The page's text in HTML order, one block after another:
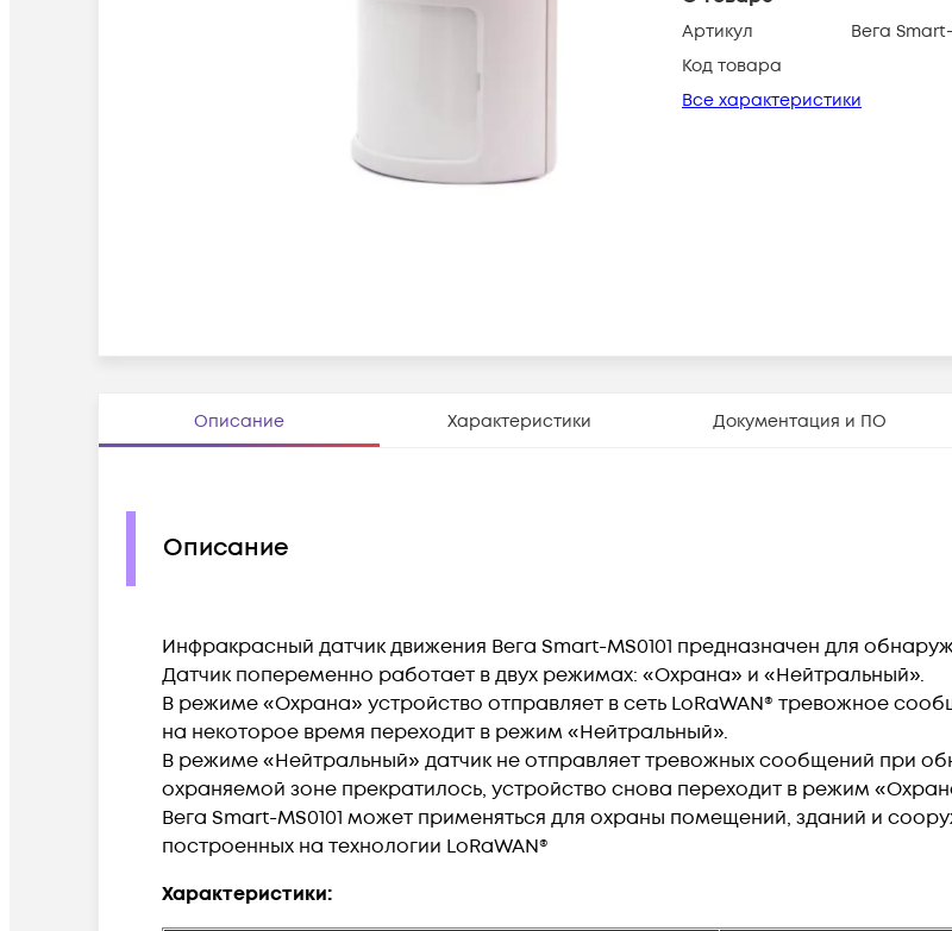
Артикул
Вега Smart-
Код товара
Все характеристики
Описание Характеристики Документация и ПО
Описание
Инфракрасный датчик движения Вега Smart-MS0101 предназначен для
Датчик попеременно работает в двух режимах: «Охрана» и «Нейтральный».
В режиме «Охрана» устройство отправляет в сеть LoRaWAN® тревожное
на некоторое время переходит в режим «Нейтральный».
В режиме «Нейтральный» датчик не отправляет тревожных сообщений при
охраняемой зоне прекратилось, устройство снова переходит в режим
Вега Smart-MS0101 может применяться для охраны помещений, зданий и
построенных на технологии LoRaWAN®
Характеристики: